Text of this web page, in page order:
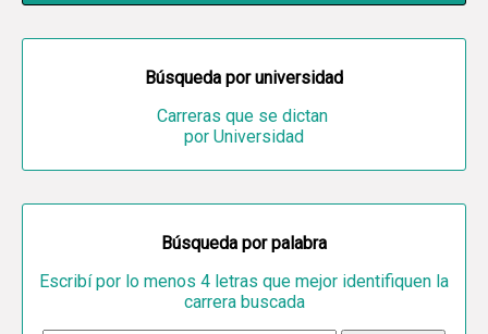
Búsqueda por universidad
Carreras que se dictan
por Universidad
Búsqueda por palabra
Escribí por lo menos 4 letras que mejor identifiquen la
carrera buscada